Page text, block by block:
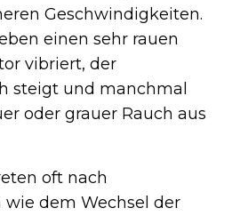
Geschwindigkeiten.
einen sehr rauen
vibriert, der
steigt und manchmal
oder grauer Rauch aus
oft nach
dem Wechsel der